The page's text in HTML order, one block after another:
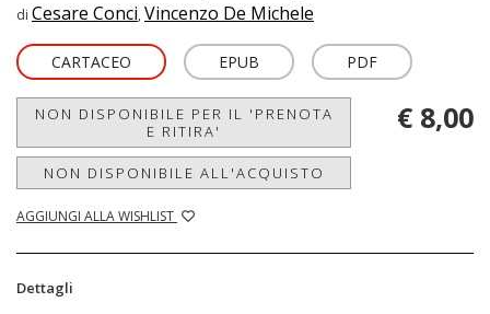
di Cesare Conci, Vincenzo De Michele
CARTACEO EPUB PDF
NON DISPONIBILE PER IL 'PRENOTA
E RITIRA'
NON DISPONIBILE ALL'ACQUISTO
AGGIUNGI ALLA WISHLIST
€ 8,00
Dettagli